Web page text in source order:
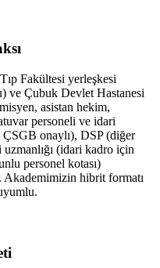
Fakültesi yerleşkesi
ve Çubuk Devlet Hastanesi
asistan hekim,
personeli ve idari
onaylı), DSP (diğer
uzmanlığı (idari kadro için
personel kotası)
Akademimizin hibrit formatı